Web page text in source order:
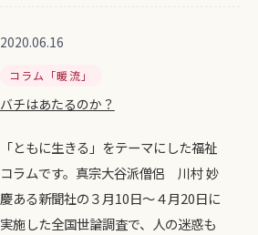
2020.06.16
コラム「暖流」
バチはあたるのか？
「ともに生きる」をテーマにした福祉
コラムです。真宗大谷派僧侶 川村 妙
慶ある新聞社の３月10日～４月20日に
実施した全国世論調査で、人の迷惑も